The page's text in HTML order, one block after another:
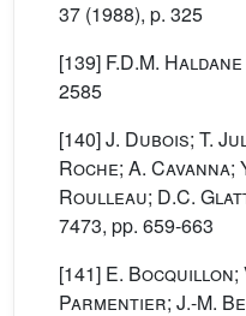
37 (1988), p. 325
[139] F.D.M. Haldane
2585
[140]J. Dubois; T.
Roche; A. Cavanna;
Roulleau; D.C.
7473, pp. 659-663
[141] E. Bocquillon;
Parmentier; J.-M.